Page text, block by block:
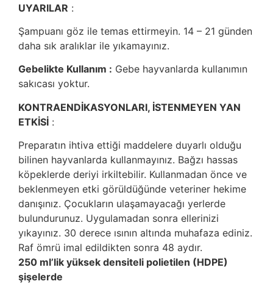
UYARILAR :
Şampuanı göz ile temas ettirmeyin. 14 – 21 günden
daha sık aralıklar ile yıkamayınız.
Gebelikte Kullanım : Gebe hayvanlarda kullanımın
sakıcası yoktur.
KONTRAENDİKASYONLARI, İSTENMEYEN YAN
ETKİSİ :
Preparatın ihtiva ettiği maddelere duyarlı olduğu
bilinen hayvanlarda kullanmayınız. Bağzı hassas
köpeklerde deriyi irkiltebilir. Kullanmadan önce ve
beklenmeyen etki görüldüğünde veteriner hekime
danışınız. Çocukların ulaşamayacağı yerlerde
bulundurunuz. Uygulamadan sonra ellerinizi
yıkayınız. 30 derece ısının altında muhafaza ediniz.
Raf ömrü imal edildikten sonra 48 aydır.
250 ml’lik yüksek densiteli polietilen (HDPE)
şişelerde